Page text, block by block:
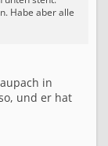
Habe aber alle
in
und er hat